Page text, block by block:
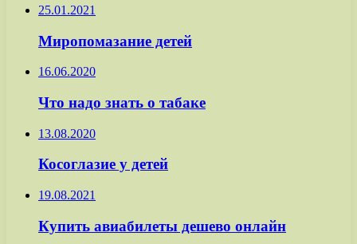
25.01.2021
Миропомазание детей
16.06.2020
Что надо знать о табаке
13.08.2020
Косоглазие у детей
19.08.2021
Купить авиабилеты дешево онлайн